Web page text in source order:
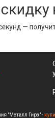
—
"Металл Гирз" -